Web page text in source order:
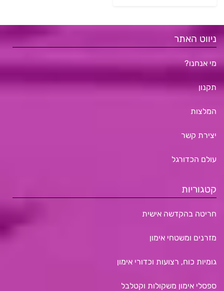
ניווט האתר
מי אנחנו?
תקנון
המלצות
יצירת קשר
עולם הכדורגל
קטגוריות
חריטה בהקדשה אישית
מזרנים ומשטחי אימון
גומיות כוח, רצועות וכדורי אימון
ספסלי אימון משקולות וקטלבל